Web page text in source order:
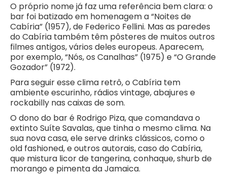
O próprio nome já faz uma referência bem clara: o
bar foi batizado em homenagem a “Noites de
Cabíria” (1957), de Federico Fellini. Mas as paredes
do Cabíria também têm pôsteres de muitos outros
filmes antigos, vários deles europeus. Aparecem,
por exemplo, “Nós, os Canalhas” (1975) e “O Grande
Gozador” (1972).
Para seguir esse clima retrô, o Cabíria tem
ambiente escurinho, rádios vintage, abajures e
rockabilly nas caixas de som.
O dono do bar é Rodrigo Piza, que comandava o
extinto Suíte Savalas, que tinha o mesmo clima. Na
sua nova casa, ele serve drinks clássicos, como o
old fashioned, e outros autorais, caso do Cabíria,
que mistura licor de tangerina, conhaque, shurb de
morango e pimenta da Jamaica.